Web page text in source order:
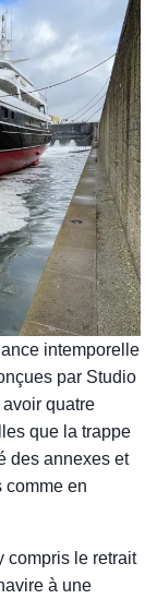
intemporelle
par Studio
avoir quatre
que la trappe
des annexes et
comme en
compris le retrait
à une